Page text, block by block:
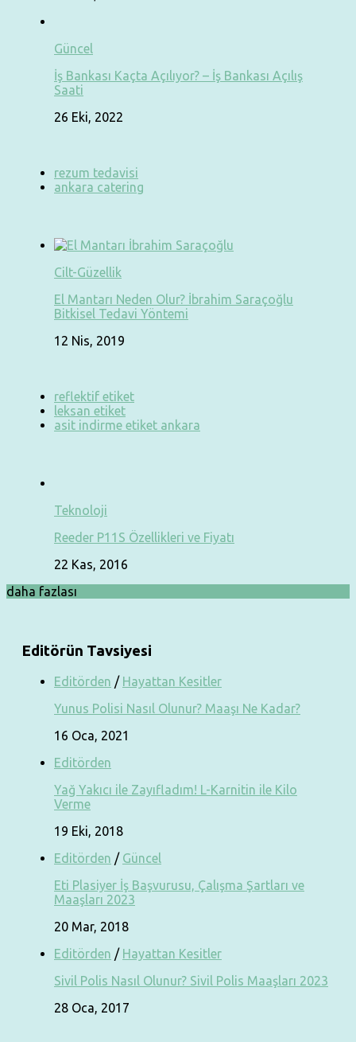
Güncel
İş Bankası Kaçta Açılıyor? – İş Bankası Açılış
Saati
26 Eki, 2022
rezum tedavisi
ankara catering
Cilt-Güzellik
El Mantarı Neden Olur? İbrahim Saraçoğlu
Bitkisel Tedavi Yöntemi
12 Nis, 2019
reflektif etiket
leksan etiket
asit indirme etiket ankara
Teknoloji
Reeder P11S Özellikleri ve Fiyatı
22 Kas, 2016
daha fazlası
Editörün Tavsiyesi
Editörden / Hayattan Kesitler
Yunus Polisi Nasıl Olunur? Maaşı Ne Kadar?
16 Oca, 2021
Editörden
Yağ Yakıcı ile Zayıfladım! L-Karnitin ile Kilo
Verme
19 Eki, 2018
Editörden / Güncel
Eti Plasiyer İş Başvurusu, Çalışma Şartları ve
Maaşları 2023
20 Mar, 2018
Editörden / Hayattan Kesitler
Sivil Polis Nasıl Olunur? Sivil Polis Maaşları 2023
28 Oca, 2017